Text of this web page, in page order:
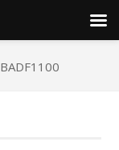
BADF1100